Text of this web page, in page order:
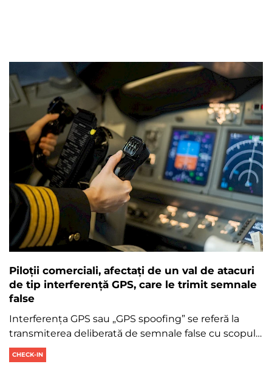
Piloții comerciali, afectați de un val de atacuri
de tip interferență GPS, care le trimit semnale
false
Interferența GPS sau „GPS spoofing” se referă la
transmiterea deliberată de semnale false cu scopul…
CHECK-IN